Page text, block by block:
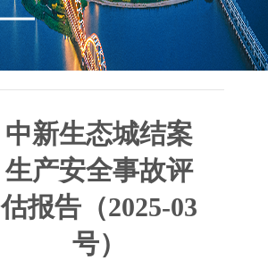
中新生态城结案
生产安全事故评
估报告（2025-03
号）